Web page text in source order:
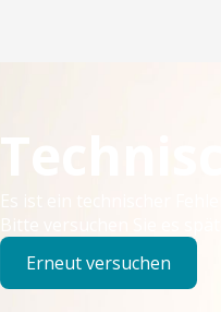
Es ist ein technischer
Bitte versuchen Sie es
Erneut versuchen